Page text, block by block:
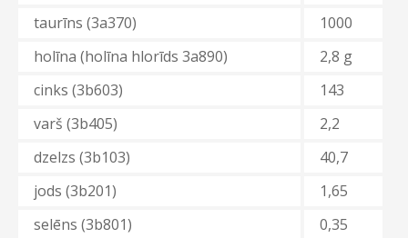
taurīns (3a370)
1000
holīna (holīna hlorīds 3а890)
2,8 g
cinks (3b603)
143
varš (3b405)
2,2
dzelzs (3b103)
40,7
jods (3b201)
1,65
selēns (3b801)
0,35